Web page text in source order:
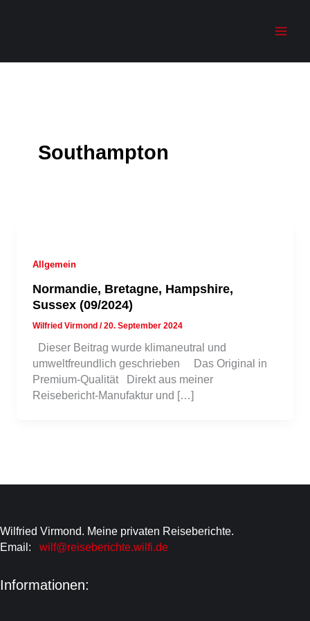
Southampton
Allgemein
Normandie, Bretagne, Hampshire,
Sussex (09/2024)
Wilfried Virmond/20. September 2024
Dieser Beitrag wurde klimaneutral und
umweltfreundlich geschrieben Das Original in
Premium-Qualität Direkt aus meiner
Reisebericht-Manufaktur und […]
Wilfried Virmond. Meine privaten Reiseberichte.
Email:
wilf@reiseberichte.wilfi.de
Informationen: